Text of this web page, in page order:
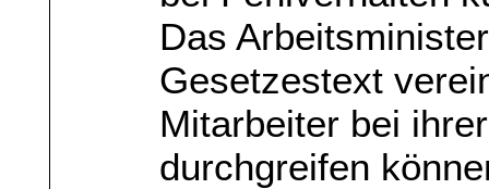
Das
Gesetzestext
Mitarbeiter bei
durchgreifen